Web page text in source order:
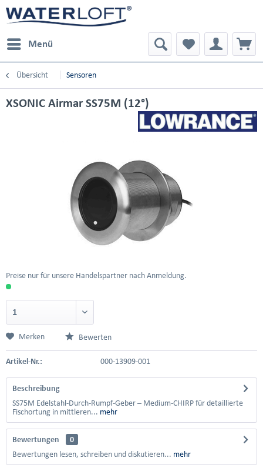
Menü
Übersicht Sensoren
XSONIC Airmar SS75M (12°)
Preise nur für unsere Handelspartner nach Anmeldung.
Merken Bewerten
Artikel-Nr.: 000-13909-001
Beschreibung
SS75M Edelstahl-Durch-Rumpf-Geber – Medium-CHIRP für detaillierte
Fischortung in mittleren... mehr
Bewertungen
0
Bewertungen lesen, schreiben und diskutieren... mehr